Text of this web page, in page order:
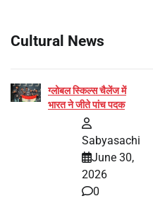
Cultural News
ग्लोबल स्किल्स चैलेंज में
भारत ने जीते पांच पदक
Sabyasachi
June 30,
2026
0